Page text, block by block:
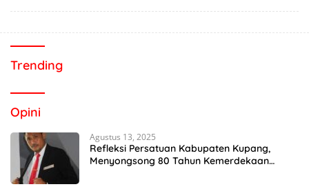
Trending
Opini
Agustus 13, 2025
Refleksi Persatuan Kabupaten Kupang,
Menyongsong 80 Tahun Kemerdekaan